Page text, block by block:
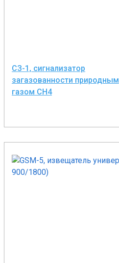
СЗ-1, сигнализатор
загазованности природным
газом CH4